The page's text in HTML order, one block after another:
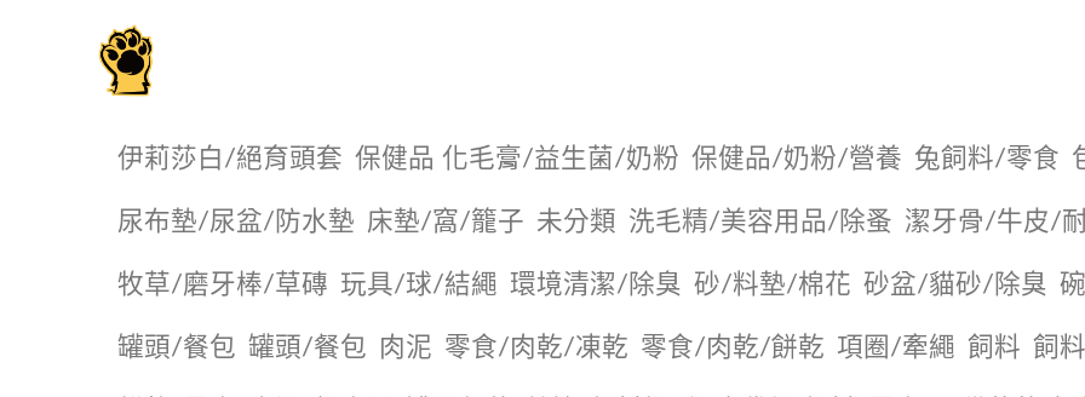
伊莉莎白/絕育頭套 保健品 化毛膏/益生菌/奶粉 保健品/奶粉/營養 兔飼料/零食
尿布墊/尿盆/防水墊 ️床墊/窩/籠子 未分類 洗毛精/美容用品/除蚤 潔牙骨/牛皮/
牧草/磨牙棒/草磚 玩具/球/結繩 環境清潔/除臭 砂/料墊/棉花 砂盆/貓砂/除臭
罐頭/餐包 罐頭/餐包 肉泥 零食/肉乾/凍乾 零食/肉乾/餅乾 項圈/牽繩 飼料 飼